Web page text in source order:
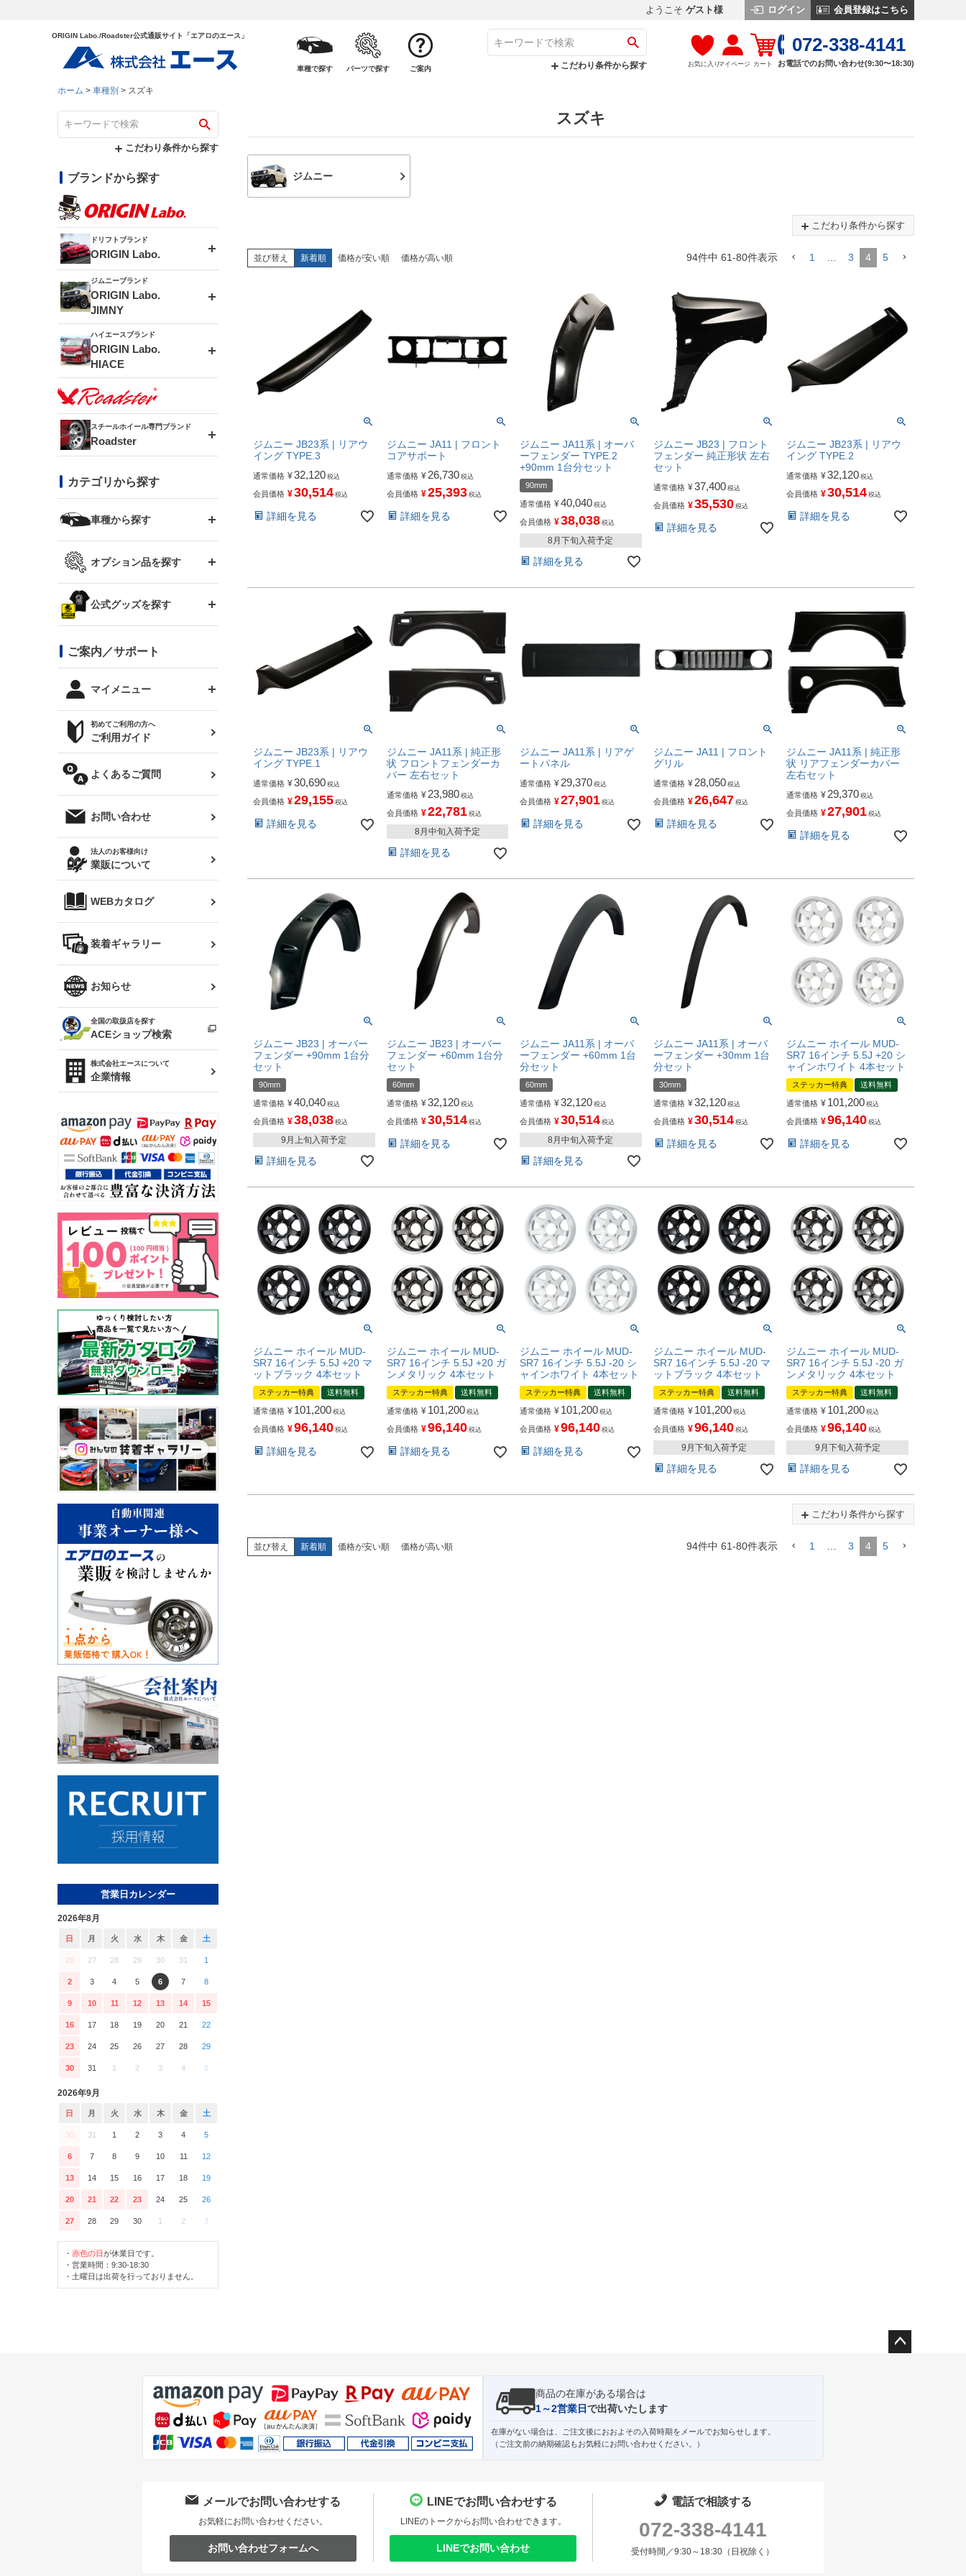
ようこそ ゲスト様 ログイン 会員登録はこちら
ORIGIN Labo./Roadster公式通販サイト「エアロのエース」
車種で探す パーツで探す ご案内 こだわり条件から探す お気に入りマイページ カート
072-338-4141
お電話でのお問い合わせ(9:30〜18:30)
ホーム 車種別 スズキ
こだわり条件から探す
ブランドから探す
ドリフトブランド
ORIGIN Labo.
エアロシリーズ
ドリフトライン
風神(180SX)
雷神(S15)
龍神(チェイサー)
レーシングライン
アタックライン
ストリームライン
スタイリッシュライン
フロントフェンダー
リアフェンダー
ブラッシュフェンダー
コンバットアイ
GTウイング
リアウイング
ルーフウイング
ボンネット
カナード
外装・補修パーツ
オリジンアーム(足回り)
レンズ
マフラー
ジムニーブランド
ORIGIN Labo.
JIMNY
アルミホイール
MUD-ZEUS
アルミホイール
MUD-SR7
MUD-S7
ボンネット
フェンダー
サイドパーツ
リアウイング
リアゲート
メンテナンスパーツ
ハイエースブランド
ORIGIN Labo.
HIACE
エアロシリーズ
LUX MODEL SP
LUX MODEL
RUGGER MODEL
GROUND MODEL
PHANTOM LIP
DTM:exclusive
オーバーフェンダー
リアウイング
スムージングバンパー
ワイパーガード
内装パーツ
スチールホイール専門ブランド
Roadster
DAYTONA-RS
DAYTONA-RS NEO
まつど家 鉄漢
まつど家 鉄心
まつど家 鉄八
カテゴリから探す
車種から探す
トヨタ
JZX110 マークⅡ
ハイエース
レビン
トレノ
マークX
クラウン
クラウンマジェスタ
アリスト
ソアラ
アルテッツァ
プロボックス
RAV4
シルビア S13
シルビア S14 前期
シルビア S15
180SX
ワンビア
Z32 フェアレディZ
R34 スカイライン
スカイライン
（ER34/R33/ECR33/R32）
キャラバン
ローレル
セフィーロ
スズキ
RX-7
スバル
BRZ
レクサス
三菱
デリカ D:5
軽自動車
汎用
オプション品を探す
GTウイング用ラダー
コンバットアイ用ライト
オプションタイヤ
サマータイヤ
ジムニー用タイヤ
ハイエース・バン用タイ
ホイールナット
公式グッズを探す
ステッカー
トップス(半袖)
トップス(長袖)
パーカー
オーバーオール(つなぎ)
タオル
帽子
バッグ
ファッション小物
雑貨・ステーショナリー
ベビー用品
ご案内／サポート
マイメニュー
ログインする
お気に入りリスト
クーポンを見る
閲覧履歴
ニュースレターお申し込み
初めてご利用の方へ
ご利用ガイド
よくあるご質問
お問い合わせ
法人のお客様向け
業販について
WEBカタログ
装着ギャラリー
お知らせ
全国の取扱店を探す
ACEショップ検索
株式会社エースについて
企業情報
営業日カレンダー
2026年8月
日 月 火 水 木 金 土
26 27 28 29 30 31 1
2 3 4 5 6 7 8
9 10 11 12 13 14 15
16 17 18 19 20 21 22
23 24 25 26 27 28 29
30 31 1 2 3 4 5
2026年9月
日 月 火 水 木 金 土
30 31 1 2 3 4 5
6 7 8 9 10 11 12
13 14 15 16 17 18 19
20 21 22 23 24 25 26
27 28 29 30 1 2 3
・ 赤色の日が休業日です。
・営業時間：9:30-18:30
・土曜日は出荷を行っておりません。
スズキ
ジムニー
こだわり条件から探す
並び替え 新着順 価格が安い順 価格が高い順 94件中 61-80件表示 1 … 3 4 5
ジムニー JB23系 | リアウ
イング TYPE.3
通常価格 ¥32,120 税込
会員価格 ¥30,514 税込
詳細を見る
ジムニー JA11 | フロント
コアサポート
通常価格 ¥ 26,730 税込
会員価格 ¥25,393 税込
詳細を見る
ジムニー JA11系 | オーバ
ーフェンダー TYPE.2
+90mm 1台分セット
90mm
通常価格 ¥40,040 税込
会員価格 ¥38,038 税込
8月下旬入荷予定
詳細を見る
ジムニー JB23 | フロント
フェンダー 純正形状 左右
セット
通常価格 ¥37,400 税込
会員価格 ¥35,530 税込
詳細を見る
ジムニー JB23系 | リアウ
イング TYPE.2
通常価格 ¥32,120 税込
会員価格 ¥30,514 税込
詳細を見る
ジムニー JB23系 | リアウ
イング TYPE.1
通常価格 ¥30,690 税込
会員価格 ¥29,155 税込
詳細を見る
ジムニー JA11系 | 純正形
状 フロントフェンダーカ
バー 左右セット
通常価格 ¥ 23,980 税込
会員価格 ¥22,781 税込
8月中旬入荷予定
詳細を見る
ジムニー JA11系 | リアゲ
ートパネル
通常価格 ¥ 29,370 税込
会員価格 ¥27,901 税込
詳細を見る
ジムニー JA11 | フロント
グリル
通常価格 ¥ 28,050 税込
会員価格 ¥26,647 税込
詳細を見る
ジムニー JA11系 | 純正形
状 リアフェンダーカバー
左右セット
通常価格 ¥ 29,370 税込
会員価格 ¥27,901 税込
詳細を見る
ジムニー JB23 | オーバー
フェンダー +90mm 1台分
セット
90mm
通常価格 ¥40,040 税込
会員価格 ¥38,038 税込
9月上旬入荷予定
詳細を見る
ジムニー JB23 | オーバー
フェンダー +60mm 1台分
セット
60mm
通常価格 ¥32,120 税込
会員価格 ¥30,514 税込
詳細を見る
ジムニー JA11系 | オーバ
ーフェンダー +60mm 1台
分セット
60mm
通常価格 ¥32,120 税込
会員価格 ¥30,514 税込
8月中旬入荷予定
詳細を見る
ジムニー JA11系 | オーバ
ーフェンダー +30mm 1台
分セット
30mm
通常価格 ¥32,120 税込
会員価格 ¥30,514 税込
詳細を見る
ジムニー ホイール MUD-
SR7 16インチ 5.5J +20 シ
ャインホワイト 4本セット
ステッカー特典 送料無料
通常価格 ¥ 101,200 税込
会員価格 ¥96,140 税込
詳細を見る
ジムニー ホイール MUD-
SR7 16インチ 5.5J +20 マ
ットブラック 4本セット
ステッカー特典 送料無料
通常価格 ¥ 101,200 税込
会員価格 ¥96,140 税込
詳細を見る
ジムニー ホイール MUD-
SR7 16インチ 5.5J +20 ガ
ンメタリック 4本セット
ステッカー特典 送料無料
通常価格 ¥ 101,200 税込
会員価格 ¥96,140 税込
詳細を見る
ジムニー ホイール MUD-
SR7 16インチ 5.5J -20 シ
ャインホワイト 4本セット
ステッカー特典 送料無料
通常価格 ¥ 101,200 税込
会員価格 ¥96,140 税込
詳細を見る
ジムニー ホイール MUD-
SR7 16インチ 5.5J -20 マ
ットブラック 4本セット
ステッカー特典 送料無料
通常価格 ¥ 101,200 税込
会員価格 ¥96,140 税込
9月下旬入荷予定
詳細を見る
ジムニー ホイール MUD-
SR7 16インチ 5.5J -20 ガ
ンメタリック 4本セット
ステッカー特典 送料無料
通常価格 ¥ 101,200 税込
会員価格 ¥96,140 税込
9月下旬入荷予定
詳細を見る
こだわり条件から探す
並び替え 新着順 価格が安い順 価格が高い順 94件中 61-80件表示 1 … 3 4 5
商品の在庫がある場合は
1～2営業日で出荷いたします
在庫がない場合は、ご注文後におおよその入荷時期をメールでお知らせします。
（ご注文前の納期確認もお気軽にお問い合わせください。）
メールでお問い合わせする
お気軽にお問い合わせください。
お問い合わせフォームへ
LINEでお問い合わせする
LINEのトークからお問い合わせできます。
LINEでお問い合わせ
電話で相談する
072-338-4141
受付時間／9:30～18:30（日祝除く）